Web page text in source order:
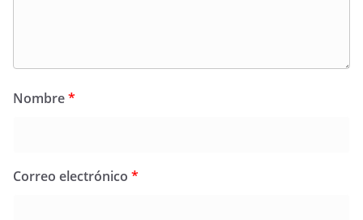
Nombre*
Correo electrónico *